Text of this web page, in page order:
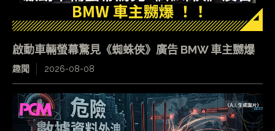
啟動車輛螢幕驚見《蜘蛛俠》廣告 BMW 車主嬲爆
趣聞 2026-08-08